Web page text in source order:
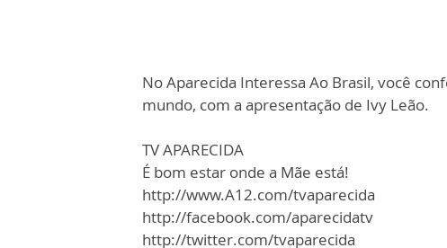
No Aparecida Interessa Ao Brasil, você
mundo, com a apresentação de Ivy Leão.
TV APARECIDA
É bom estar onde a Mãe está!
http://www.A12.com/tvaparecida
http://facebook.com/aparecidatv
http://twitter.com/tvaparecida